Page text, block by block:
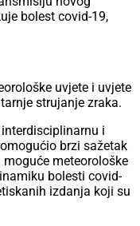
bolest covid-19,
uvjete i uvjete
strujanje zraka.
i
brzi sažetak
meteorološke
bolesti covid-
izdanja koji su